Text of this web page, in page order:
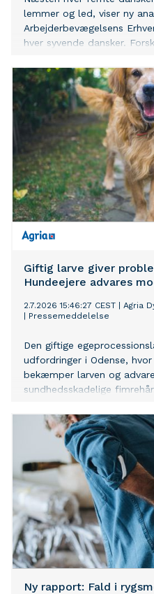
lemmer og led, viser ny
Arbejderbevægelsens
hver syvende dansker.
58 milliarder kroner om
Giftig larve giver
Hundeejere advares
2.7.2026 15:46:27 CEST
Agria
Pressemeddelelse
Den giftige
udfordringer i Odense,
bekæmper larven og
sundhedsskadelige
til at være ekstra
kontakt kan give alvorlige
Ny rapport: Fald i